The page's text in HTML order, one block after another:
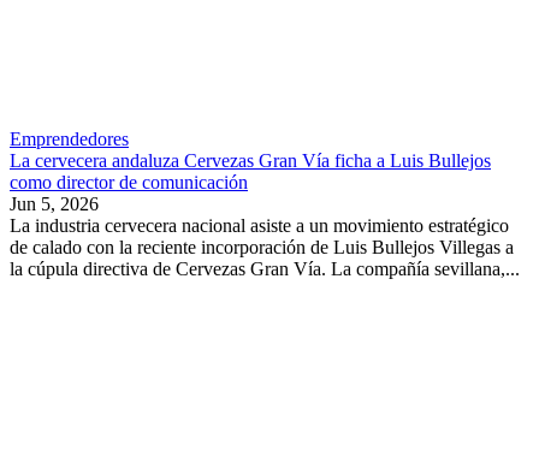
Emprendedores
La cervecera andaluza Cervezas Gran Vía ficha a Luis Bullejos
como director de comunicación
Jun 5, 2026
La industria cervecera nacional asiste a un movimiento estratégico
de calado con la reciente incorporación de Luis Bullejos Villegas a
la cúpula directiva de Cervezas Gran Vía. La compañía sevillana,...